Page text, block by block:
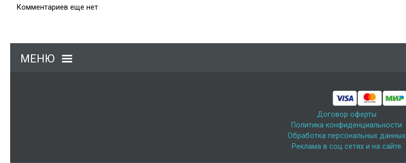
Комментариев еще нет
МЕНЮ
Договор оферты
Политика конфиденциальности
Обработка персональных данных
Реклама в соц сетях и на сайте